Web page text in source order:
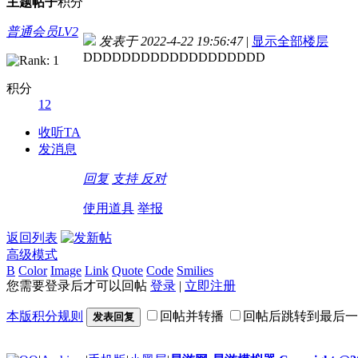
普通会员LV2
积分
12
收听TA
发消息
发表于 2022-4-22 19:56:47 | 显示全部楼层
DDDDDDDDDDDDDDDDDDD
回复 支持 反对
使用道具 举报
返回列表
高级模式
B Color Image Link Quote Code Smilies
您需要登录后才可以回帖 登录 | 立即注册
本版积分规则 发表回复 回帖并转播 回帖后跳转到最后